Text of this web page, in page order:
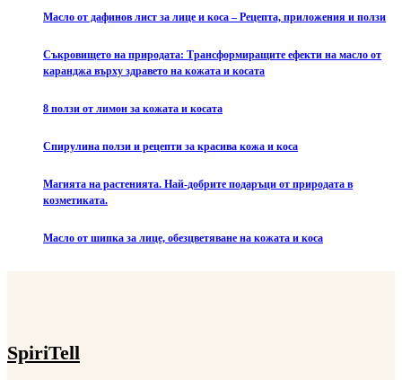
Масло от дафинов лист за лице и коса – Рецепта, приложения и ползи
Съкровището на природата: Трансформиращите ефекти на масло от
каранджа върху здравето на кожата и косата
8 ползи от лимон за кожата и косата
Спирулина ползи и рецепти за красива кожа и коса
Магията на растенията. Най-добрите подаръци от природата в
козметиката.
Масло от шипка за лице, обезцветяване на кожата и коса
SpiriTell